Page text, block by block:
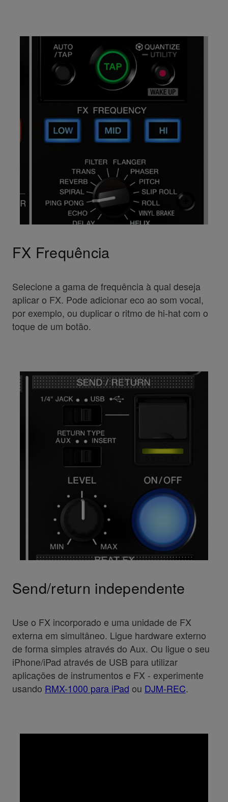
FX Frequência
Selecione a gama de frequência à qual deseja
aplicar o FX. Pode adicionar eco ao som vocal,
por exemplo, ou duplicar o ritmo de hi-hat com o
toque de um botão.
Send/return independente
Use o FX incorporado e uma unidade de FX
externa em simultâneo. Ligue hardware externo
de forma simples através do Aux. Ou ligue o seu
iPhone/iPad através de USB para utilizar
aplicações de instrumentos e FX - experimente
usando RMX-1000 para iPad ou DJM-REC.